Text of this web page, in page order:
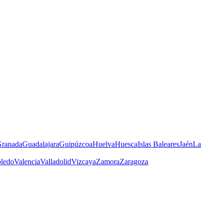
GuadalajaraGuipúzcoaHuelvaHuescaIslas BalearesJaénLa
ValenciaValladolidVizcayaZamoraZaragoza